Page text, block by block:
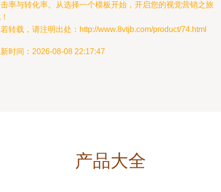
率与转化率。从选择一个模板开始，开启您的视觉营销之旅
转载，请注明出处：http://www.8vtjb.com/product/74.html
时间：2026-08-08 22:17:47
产品大全